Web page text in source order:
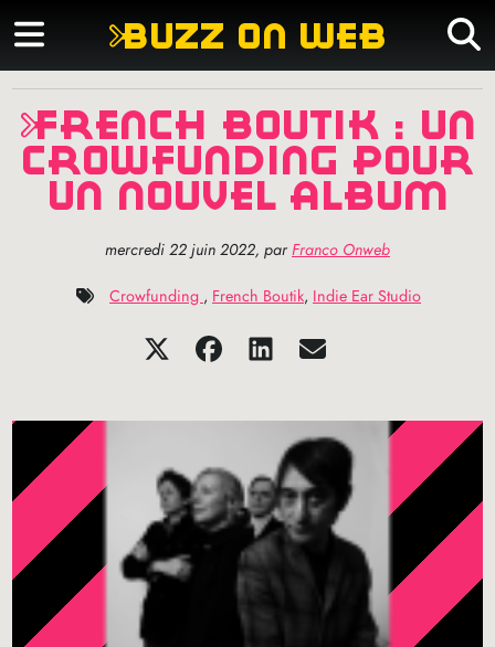
buzz on web
french boutik : un
crowfunding pour
un nouvel album
mercredi 22 juin 2022, parFranco Onweb
Crowfunding , French Boutik, Indie Ear Studio